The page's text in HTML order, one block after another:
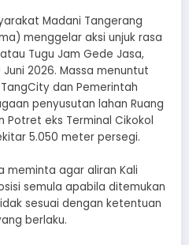
Madani Tangerang
menggelar aksi unjuk rasa
Tugu Jam Gede Jasa,
2026. Massa menuntut
dan Pemerintah
penyusutan lahan Ruang
Potret eks Terminal Cikokol
5.050 meter persegi.
meminta agar aliran Kali
semula apabila ditemukan
sesuai dengan ketentuan
berlaku.